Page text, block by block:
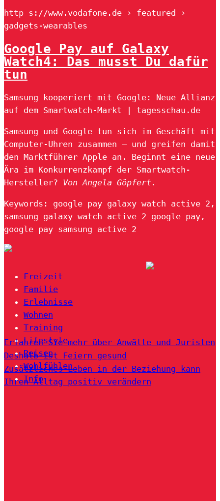
http s://www.vodafone.de › featured ›
gadgets-wearables
Google Pay auf Galaxy
Watch4: Das musst Du dafür
tun
Samsung kooperiert mit Google: Neue Allianz
auf dem Smartwatch-Markt | tagesschau.de
Samsung und Google tun sich im Geschäft mit
Computer-Uhren zusammen – und greifen damit
den Marktführer Apple an. Beginnt eine neue
Ära im Konkurrenzkampf der Smartwatch-
Hersteller? Von Angela Göpfert.
Keywords: google pay galaxy watch active 2,
samsung galaxy watch active 2 google pay,
google pay samsung active 2
Freizeit
Familie
Erlebnisse
Wohnen
Training
Lifestyle
Reisen
Wohlfühlen
Info
Erfahren Sie mehr über Anwälte und Juristen
Deshalb ist Feiern gesund
Zusätzliches Leben in der Beziehung kann
Ihren Alltag positiv verändern